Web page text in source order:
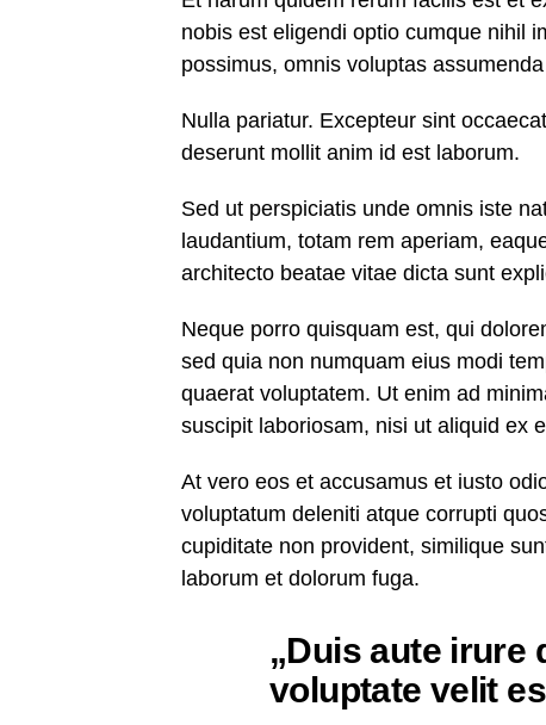
nobis est eligendi optio cumque nihil
possimus, omnis voluptas
Nulla pariatur. Excepteur sint
deserunt mollit anim id est laborum.
Sed ut perspiciatis unde omnis iste
laudantium, totam rem aperiam,
architecto beatae vitae dicta sunt
Neque porro quisquam est, qui
sed quia non numquam eius modi
quaerat voluptatem. Ut enim ad
suscipit laboriosam, nisi ut aliquid ex
At vero eos et accusamus et iusto
voluptatum deleniti atque corrupti
cupiditate non provident, similique
laborum et dolorum fuga.
„Duis aute irure
voluptate velit